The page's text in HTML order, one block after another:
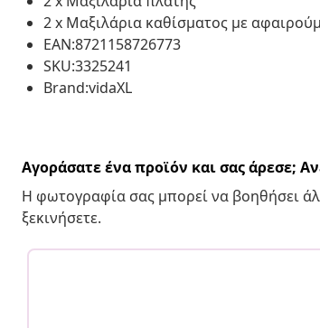
2 x Μαξιλάρια καθίσματος με
EAN:8721158726773
SKU:3325241
Brand:vidaXL
Αγοράσατε ένα προϊόν και σας άρεσε;
Η φωτογραφία σας μπορεί να βοηθήσει
ξεκινήσετε.